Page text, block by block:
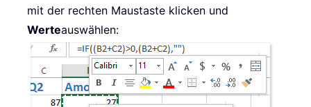
mit der rechten Maustaste klicken und
Werteauswählen: